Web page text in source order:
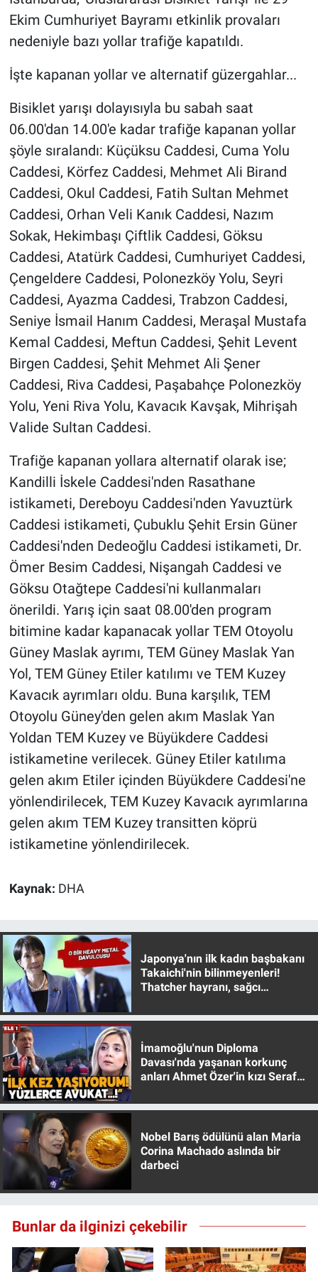
Ekim Cumhuriyet Bayramı etkinlik provaları
nedeniyle bazı yollar trafiğe kapatıldı.
İşte kapanan yollar ve alternatif güzergahlar...
Bisiklet yarışı dolayısıyla bu sabah saat
06.00'dan 14.00'e kadar trafiğe kapanan yollar
şöyle sıralandı: Küçüksu Caddesi, Cuma Yolu
Caddesi, Körfez Caddesi, Mehmet Ali Birand
Caddesi, Okul Caddesi, Fatih Sultan Mehmet
Caddesi, Orhan Veli Kanık Caddesi, Nazım
Sokak, Hekimbaşı Çiftlik Caddesi, Göksu
Caddesi, Atatürk Caddesi, Cumhuriyet Caddesi,
Çengeldere Caddesi, Polonezköy Yolu, Seyri
Caddesi, Ayazma Caddesi, Trabzon Caddesi,
Seniye İsmail Hanım Caddesi, Meraşal Mustafa
Kemal Caddesi, Meftun Caddesi, Şehit Levent
Birgen Caddesi, Şehit Mehmet Ali Şener
Caddesi, Riva Caddesi, Paşabahçe Polonezköy
Yolu, Yeni Riva Yolu, Kavacık Kavşak, Mihrişah
Valide Sultan Caddesi.
Trafiğe kapanan yollara alternatif olarak ise;
Kandilli İskele Caddesi'nden Rasathane
istikameti, Dereboyu Caddesi'nden Yavuztürk
Caddesi istikameti, Çubuklu Şehit Ersin Güner
Caddesi'nden Dedeoğlu Caddesi istikameti, Dr.
Ömer Besim Caddesi, Nişangah Caddesi ve
Göksu Otağtepe Caddesi'ni kullanmaları
önerildi. Yarış için saat 08.00'den program
bitimine kadar kapanacak yollar TEM Otoyolu
Güney Maslak ayrımı, TEM Güney Maslak Yan
Yol, TEM Güney Etiler katılımı ve TEM Kuzey
Kavacık ayrımları oldu. Buna karşılık, TEM
Otoyolu Güney'den gelen akım Maslak Yan
Yoldan TEM Kuzey ve Büyükdere Caddesi
istikametine verilecek. Güney Etiler katılıma
gelen akım Etiler içinden Büyükdere Caddesi'ne
yönlendirilecek, TEM Kuzey Kavacık ayrımlarına
gelen akım TEM Kuzey transitten köprü
istikametine yönlendirilecek.
Kaynak: DHA
Japonya'nın ilk kadın başbakanı
Takaichi'nin bilinmeyenleri!
Thatcher hayranı, sağcı
İmamoğlu'nun Diploma
Davası'nda yaşanan korkunç
anları Ahmet Özer'in kızı Seraf
Nobel Barış ödülünü alan Maria
Corina Machado aslında bir
darbeci
Bunlar da ilginizi çekebilir
Gündem Özel
Günün görüntüsü
Haber
Kimdir
Koronavirüs
Kültür Sanat
Ne demişti
Nedir
Popüler
Programlar
Sağlık
Spor
Teknoloji
Türkiye'nin Geleceği
Türkiye'nin Gündemi
Yerel Gündem
Yerel Yaşam
Canlı Yayın